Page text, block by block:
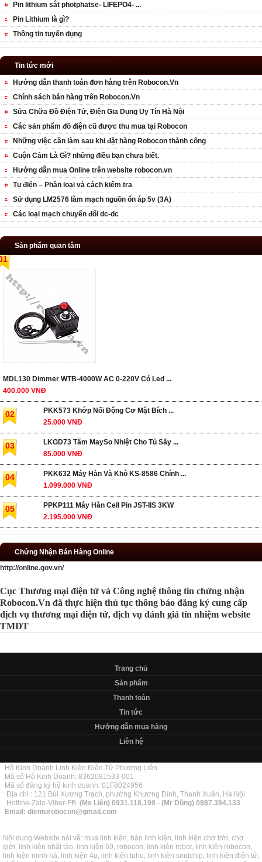
Pin lithium sắt photphatse- LIFEPO4- ...
Pin Lithium là gì?
Thông tin tuyển dụng
Tin tức mới
Hướng dẫn thanh toán đơn hàng trên Robocon.Vn
Chính sách bán hàng trên Robocon.Vn
Sửa Chữa Đồ Điện Tử, Điện Gia Dụng Uy Tín Hà Nội
Các sản phẩm đồ điện cũ được thu mua tại Robocon
Những việc cần làm sau khi đặt hàng Robocon thành công
Cuộn Cảm Là Gì? những điều bạn chưa biết.
Hướng dẫn mua Online trên website robocon.vn
Tụ điện – Phân loại và cách kiểm tra
Sử dụng LM2576 làm mạch nguồn ổn áp 5v (3A)
Các loại mạch chuyển đổi dc-dc
Sản phẩm quan tâm
MDL130 Dimmer WTB-4000W AC 0-220V Có Led ...
400.000 VNĐ
02
PKK573 Khớp Nối Động Cơ Mặt Bích ...
25.000 VNĐ
03
LKGD73 Tấm MaySo Nhiệt Cho Tủ Sấy ...
85.000 VNĐ
04
PKK632 Máy Hàn Và Khò KS-8586 Chính ...
1.099.000 VNĐ
05
PPKP111 Máy Hàn Cell Pin JST-IIS 3KW
2.195.000 VNĐ
Chứng Nhận Bán Hàng Online
http://online.gov.vn/
Cục Thương mại điện tử và Công nghệ thông tin chứng nhận
Robocon.Vn đã thực hiện thủ tục thông báo đăng ký cung cấp
dịch vụ thương mại điện tử, dịch vụ đánh giá tín nhiệm website
TMĐT
Trang chủ
Sản phẩm
Thanh toán
Tin tức
Hướng dẫn mua hàng
Liên hệ
Hộ Kinh Doanh Linh Kiện Điện Tử Phương Liên
Mã số Hộ Kinh Doanh: 8362081533-001
Mã số đăng ký hộ kinh doanh: 01F8024956
Địa chỉ : 121 Bùi Xương Trạch, phường Khương Đình, Thanh Xuân, Hà Nội.
Hotline-Zalo-Viber-FB: (Ms Liên) 0931.118.199 - (Mr Dũng) 0987.394.133
Email: dienturobocon@gmail.com
Nội dung Website nói về: mua linh kiện, bán linh kiện, linh kiện chợ trời, chợ
giời, linh kiện nhật tảo, linh kiện 69, robocon, linh kiện robot, linh kiện robocon,
linh kiện minh hà, linh kiện 4u, linh kiện tuhu, linh kiện smdchip, linh kiện điện tử,